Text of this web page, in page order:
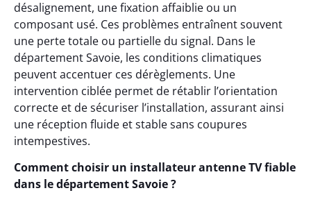
désalignement, une fixation affaiblie ou un
composant usé. Ces problèmes entraînent souvent
une perte totale ou partielle du signal. Dans le
département Savoie, les conditions climatiques
peuvent accentuer ces dérèglements. Une
intervention ciblée permet de rétablir l’orientation
correcte et de sécuriser l’installation, assurant ainsi
une réception fluide et stable sans coupures
intempestives.
Comment choisir un installateur antenne TV fiable
dans le département Savoie ?